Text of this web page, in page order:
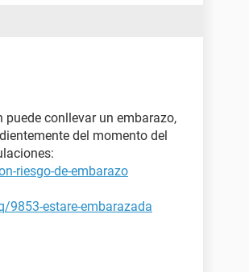
conllevar un embarazo,
del momento del
riesgo-de-embarazo
estare-embarazada